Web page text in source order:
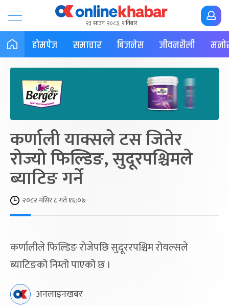
२३ साउन २०८३, शनिबार
होमपेज समाचार बिजनेस जीवनशैली
कर्णाली याक्सले टस जितेर
रोज्यो फिल्डिङ, सुदूरपश्चिमले
ब्याटिङ गर्ने
२०८२ मंसिर ८ गते १६:०७
कर्णालीले फिल्डिङ रोजेपछि सुदूररपश्चिम रोयल्सले
ब्याटिङको निम्तो पाएको छ ।
अनलाइनखबर